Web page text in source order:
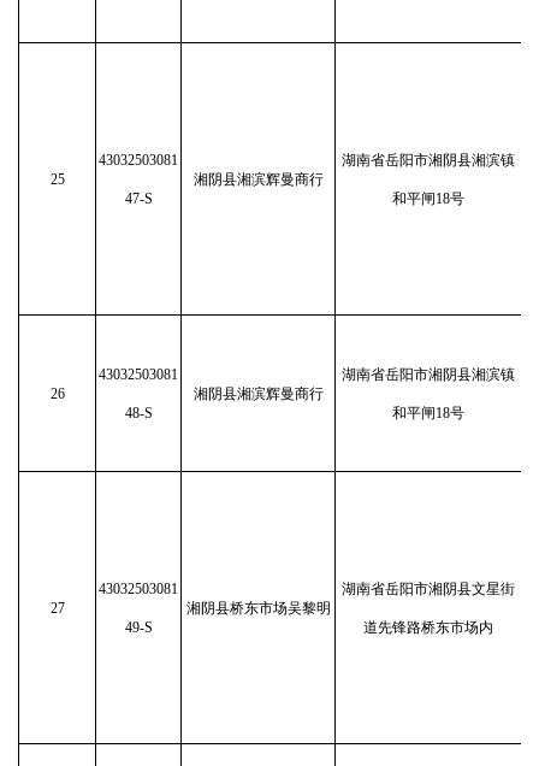
25
43032503081
47-S
湘阴县湘滨辉曼商行
湖南省岳阳市湘阴县湘滨镇
和平闸18号
26
43032503081
48-S
湘阴县湘滨辉曼商行
湖南省岳阳市湘阴县湘滨镇
和平闸18号
27
43032503081
49-S
湘阴县桥东市场吴黎明
湖南省岳阳市湘阴县文星街
道先锋路桥东市场内